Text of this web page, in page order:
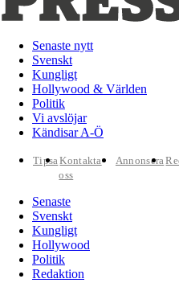
Senaste nytt
Svenskt
Kungligt
Hollywood & Världen
Politik
Vi avslöjar
Kändisar A-Ö
TipsaKontakta
oss
Annonsera
Senaste
Svenskt
Kungligt
Hollywood
Politik
Redaktion